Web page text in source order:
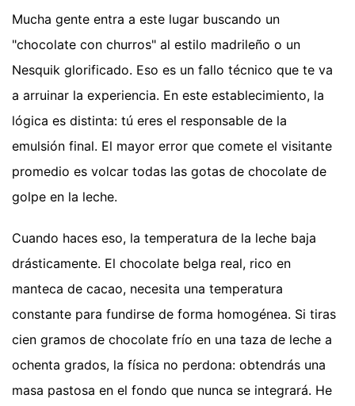
Mucha gente entra a este lugar buscando un
"chocolate con churros" al estilo madrileño o un
Nesquik glorificado. Eso es un fallo técnico que te va
a arruinar la experiencia. En este establecimiento, la
lógica es distinta: tú eres el responsable de la
emulsión final. El mayor error que comete el visitante
promedio es volcar todas las gotas de chocolate de
golpe en la leche.
Cuando haces eso, la temperatura de la leche baja
drásticamente. El chocolate belga real, rico en
manteca de cacao, necesita una temperatura
constante para fundirse de forma homogénea. Si tiras
cien gramos de chocolate frío en una taza de leche a
ochenta grados, la física no perdona: obtendrás una
masa pastosa en el fondo que nunca se integrará. He